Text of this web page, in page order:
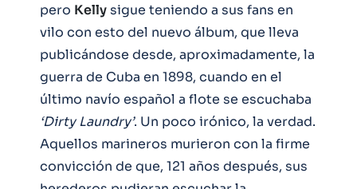
pero Kellysigue teniendo a sus fans en
vilo con esto del nuevo álbum, que lleva
publicándose desde, aproximadamente, la
guerra de Cuba en 1898, cuando en el
último navío español a flote se escuchaba
‘Dirty Laundry’. Un poco irónico, la verdad.
Aquellos marineros murieron con la firme
convicción de que, 121 años después, sus